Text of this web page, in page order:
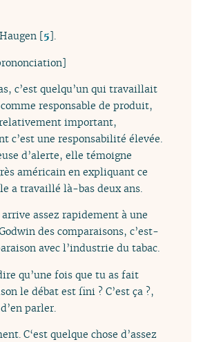
[5].
c’est quelqu’un qui travaillait
responsable de produit,
important,
c’est une responsabilité élevée.
d’alerte, elle témoigne
américain en expliquant ce
a travaillé là-bas deux ans.
assez rapidement à une
des comparaisons, c’est-
avec l’industrie du tabac.
qu’une fois que tu as fait
le débat est fini ? C’est ça ?,
parler.
C‘est quelque chose d’assez